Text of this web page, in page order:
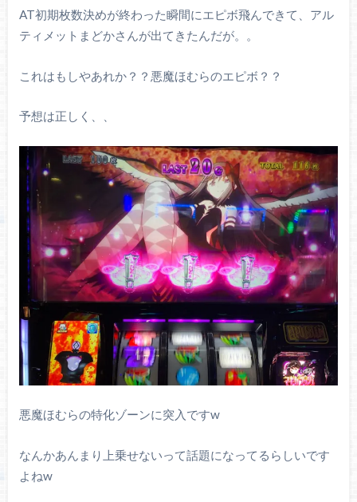
AT初期枚数決めが終わった瞬間にエピボ飛んできて、アル
ティメットまどかさんが出てきたんだが。。
これはもしやあれか？？悪魔ほむらのエピボ？？
予想は正しく、、
悪魔ほむらの特化ゾーンに突入ですw
なんかあんまり上乗せないって話題になってるらしいです
よねw